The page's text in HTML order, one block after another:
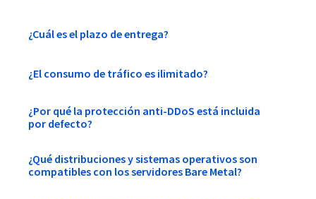
¿Cuál es el plazo de entrega?
¿El consumo de tráfico es ilimitado?
¿Por qué la protección anti-DDoS está incluida
por defecto?
¿Qué distribuciones y sistemas operativos son
compatibles con los servidores Bare Metal?